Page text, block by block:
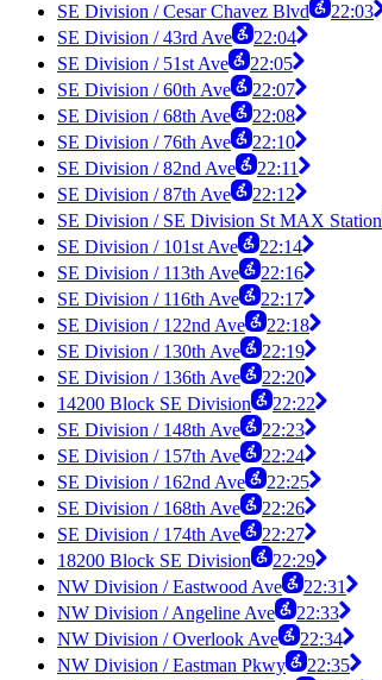
SE Division / Cesar Chavez Blvd
22:03
SE Division / 43rd Ave
22:04
SE Division / 51st Ave
22:05
SE Division / 60th Ave
22:07
SE Division / 68th Ave
22:08
SE Division / 76th Ave
22:10
SE Division / 82nd Ave
22:11
SE Division / 87th Ave
22:12
SE Division / SE Division St MAX Station
SE Division / 101st Ave
22:14
SE Division / 113th Ave
22:16
SE Division / 116th Ave
22:17
SE Division / 122nd Ave
22:18
SE Division / 130th Ave
22:19
SE Division / 136th Ave
22:20
14200 Block SE Division
22:22
SE Division / 148th Ave
22:23
SE Division / 157th Ave
22:24
SE Division / 162nd Ave
22:25
SE Division / 168th Ave
22:26
SE Division / 174th Ave
22:27
18200 Block SE Division
22:29
NW Division / Eastwood Ave
22:31
NW Division / Angeline Ave
22:33
NW Division / Overlook Ave
22:34
NW Division / Eastman Pkwy
22:35